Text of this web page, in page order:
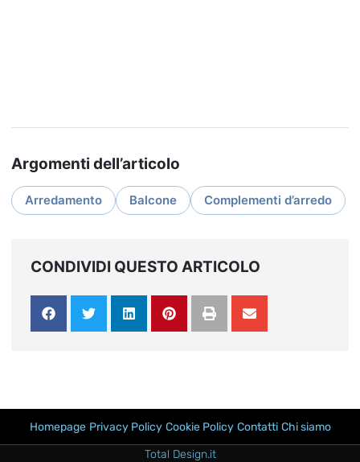
Argomenti dell’articolo
Arredamento Balcone Complementi d’arredo
CONDIVIDI QUESTO ARTICOLO
Homepage Privacy Policy Cookie Policy Contatti Chi siamo
Total Design.it